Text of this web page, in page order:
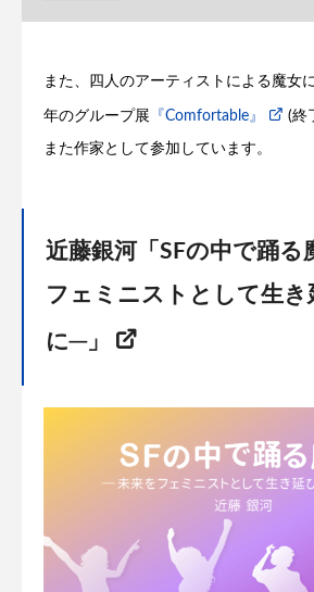
また、四人のアーティストによる魔女
年のグループ展 『Comfortable』 (終
また作家として参加しています。
近藤銀河「SFの中で踊る
フェミニストとして生き
に─」